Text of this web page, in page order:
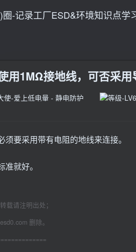
用1MΩ接地线，可否采用
须要采用带有电阻的地线来连接。
就好。
载请注明出处；
删除。